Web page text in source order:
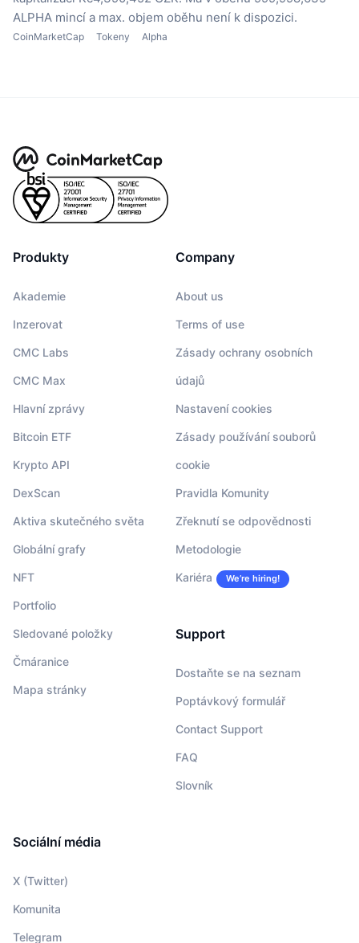
ALPHA mincí a max. objem oběhu není k dispozici.
CoinMarketCap Tokeny Alpha
Produkty
Akademie
Inzerovat
CMC Labs
CMC Max
Hlavní zprávy
Bitcoin ETF
Krypto API
DexScan
Aktiva skutečného světa
Globální grafy
NFT
Portfolio
Sledované položky
Čmáranice
Mapa stránky
Company
About us
Terms of use
Zásady ochrany osobních
údajů
Nastavení cookies
Zásady používání souborů
cookie
Pravidla Komunity
Zřeknutí se odpovědnosti
Metodologie
Kariéra We’re hiring!
Support
Dostaňte se na seznam
Poptávkový formulář
Contact Support
FAQ
Slovník
Sociální média
X (Twitter)
Komunita
Telegram